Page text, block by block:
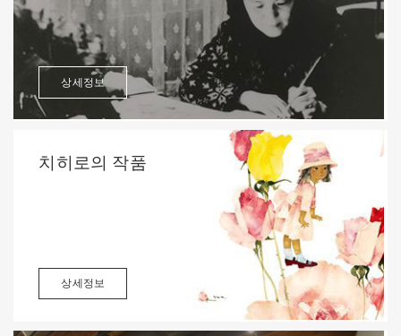
상세정보
치히로의 작품
상세정보